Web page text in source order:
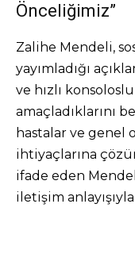
Önceliğimiz”
Zalihe Mendeli,
yayımladığı
ve hızlı
amaçladıklarını
hastalar ve genel
ihtiyaçlarına
ifade eden
iletişim